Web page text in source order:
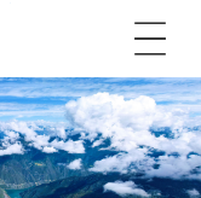
菜单